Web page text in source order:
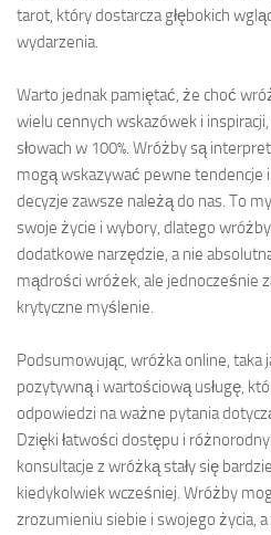
tarot, który dostarcza głębokich
wydarzenia.
Warto jednak pamiętać, że choć
wielu cennych wskazówek i
słowach w 100%. Wróżby są
mogą wskazywać pewne tendencje
decyzje zawsze należą do nas. To
swoje życie i wybory, dlatego
dodatkowe narzędzie, a nie
mądrości wróżek, ale jednocześnie
krytyczne myślenie.
Podsumowując, wróżka online, taka
pozytywną i wartościową usługę,
odpowiedzi na ważne pytania
Dzięki łatwości dostępu i
konsultacje z wróżką stały się
kiedykolwiek wcześniej. Wróżby
zrozumieniu siebie i swojego życia,